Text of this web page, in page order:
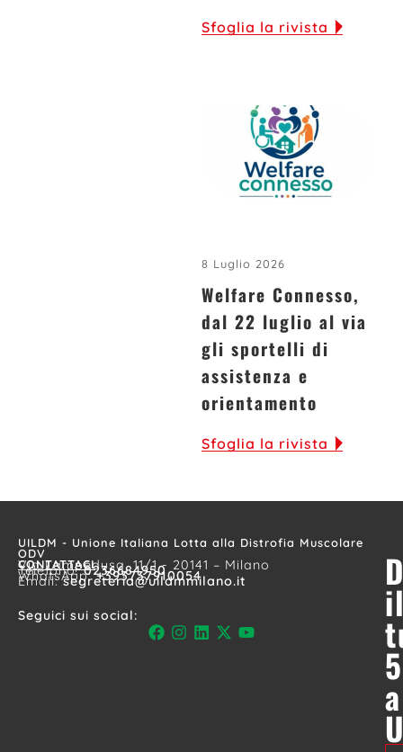
Sfoglia la rivista
8 Luglio 2026
Welfare Connesso,
dal 22 luglio al via
gli sportelli di
assistenza e
orientamento
Sfoglia la rivista
UILDM - Unione Italiana Lotta alla Distrofia Muscolare
ODV
CONTATTACI
Via Lampedusa, 11/1 - 20141 – Milano
Telefono:0236684950
WhatsApp:+393737910054
Email:segreteria@uildmmilano.it
Seguici sui social:
a